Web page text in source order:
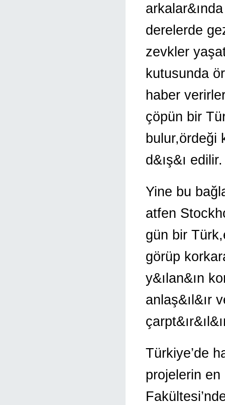
derelerde
zevkler
kutusunda
haber
çöpün bir
bulur,ördeği
d&ış&ı edilir.
Yine bu
atfen
gün bir
görüp
y&ılan&ın
anlaş&ıl&ır
Türkiye’de
projelerin